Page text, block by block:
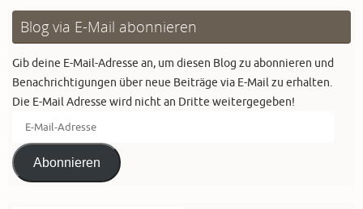
Blog via E-Mail abonnieren
Gib deine E-Mail-Adresse an, um diesen Blog zu abonnieren und
Benachrichtigungen über neue Beiträge via E-Mail zu erhalten.
Die E-Mail Adresse wird nicht an Dritte weitergegeben!
Mail-
AdresseAbonnieren